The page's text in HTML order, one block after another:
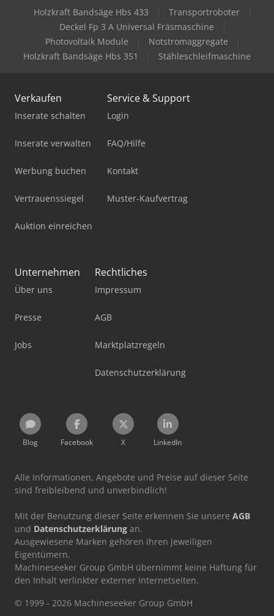
Holzkraft Bandsäge Hbs 433
Transportroboter
Deckel Fp 3 A Universal Fräsmaschine
Photovoltaik Module
Notstromaggregate
Holzkraft Bandsäge Hbs 351
Stähleschleifmaschine
Verkaufen
Inserate schalten
Inserate verwalten
Werbung buchen
Vertrauenssiegel
Auktion einreichen
Service & Support
Login
FAQ/Hilfe
Kontakt
Muster-Kaufvertrag
Unternehmen
Über uns
Presse
Jobs
Rechtliches
Impressum
AGB
Marktplatzregeln
Datenschutzerklärung
Blog Facebook X LinkedIn
Alle Informationen, Angebote und Preise auf dieser Seite
sind freibleibend und unverbindlich!
Mit der Benutzung dieser Seite erkennen Sie unsere AGB
und Datenschutzerklärung an.
Ausgewiesene Marken gehören ihren jeweiligen
Eigentümern.
Machineseeker Group GmbH übernimmt keine Haftung für
den Inhalt verlinkter externer Internetseiten.
© 1999 - 2026 Machineseeker Group GmbH